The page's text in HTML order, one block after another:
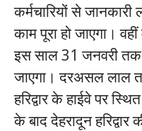
कर्मचारियों से
काम पूरा हो जाएगा।
इस साल 31 जनवरी तक
जाएगा। दरअसल लाल
हरिद्वार के हाईवे पर
के बाद देहरादून